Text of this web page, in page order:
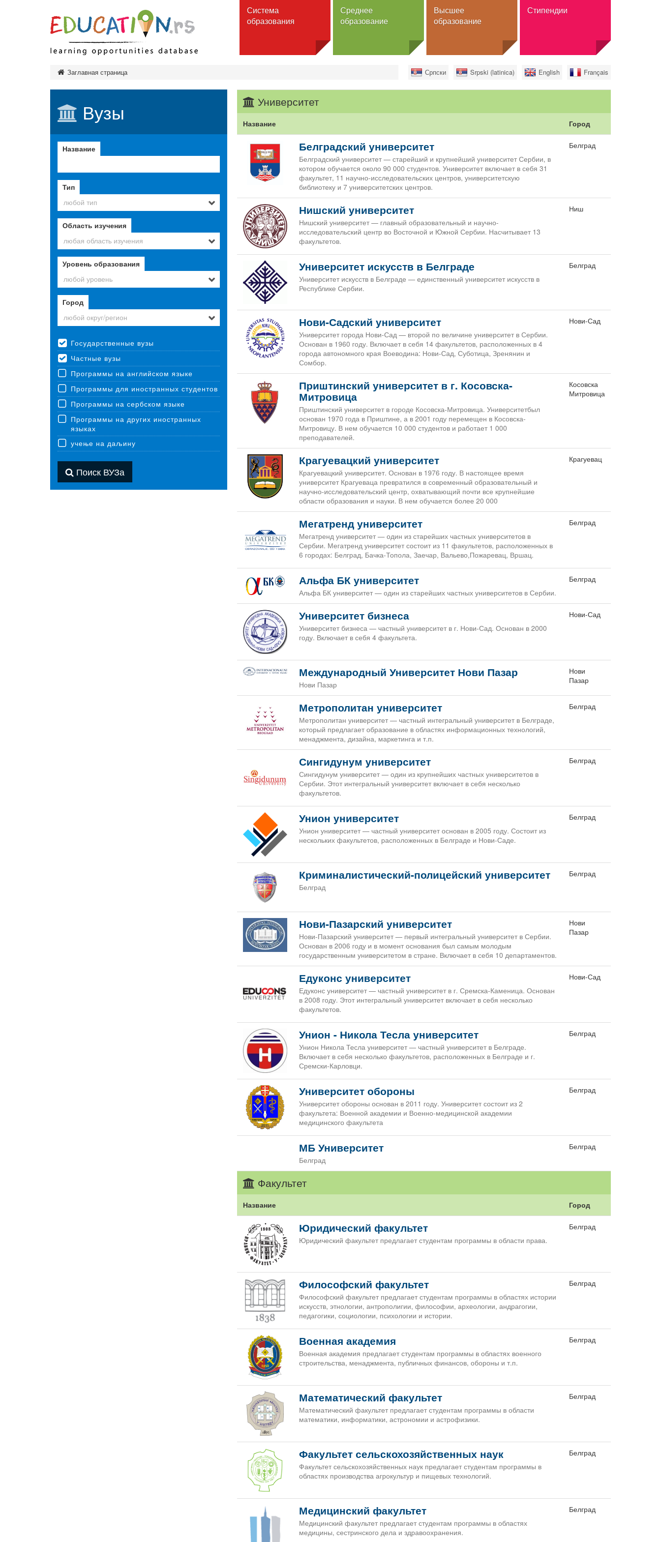
Система
образования
Среднее образование
Высшее образование
Типы высшего образования
Типы высших учебных
заведений
Образование для взрослых
Среднее
образование
Специальнaя школа
Высшее
образование
Факультеты
Академии
образования
Программы
Бакалавриат
Магистратура
Докторат
Специальное высшее
образование
Стипендии
Стипендии
Полное высшее образование
Српски Srpski (latinica) English Français
Заглавная страница
Вузы
Название
Тип
любой тип
Область изучения
любая область изучения
Уровень образования
любой уровень
Город
любой округ/регион
Государственные вузы
Частные вузы
Программы на английском языке
Программы для иностранных студентов
Программы на сербском языке
Программы на других иностранных
языках
учење на даљину
Поиск ВУЗа
Университет
Название Город
Белградский университет
Белградский университет — старейший и крупнейший университет Сербии, в
котором обучается около 90 000 студентов. Университет включает в себя 31
факультет, 11 научно-исследовательских центров, университетскую
библиотеку и 7 университетских центров.
Белград
Нишский университет
Нишский университет — главный образовательный и научно-
исследовательский центр во Восточной и Южной Сербии. Насчитывает 13
факультетов.
Ниш
Университет искусств в Белграде
Университет искусств в Белграде — единственный университет искусств в
Республике Сербии.
Белград
Нови-Садский университет
Университет города Нови-Сад — второй по величине университет в Сербии.
Основан в 1960 году. Включает в себя 14 факультетов, расположенных в 4
города автономного края Воеводина: Нови-Сад, Суботица, Зренянин и
Сомбор.
Нови-Сад
Приштинский университет в г. Косовска-
Митровица
Приштинский университет в городе Косовска-Митровица. Университетбыл
основан 1970 года в Приштине, а в 2001 году перемещен в Косовска-
Митровицу. В нем обучается 10 000 студентов и работает 1 000
преподавателей.
Косовска
Митровица
Крагуевацкий университет
Крагуевацкий университет. Основан в 1976 году. В настоящее время
университет Крагуеваца превратился в современный образовательный и
научно-исследовательский центр, охватывающий почти все крупнейшие
области образования и науки. В нем обучается более 20 000
Крагуевац
Мегатренд университет
Мегатренд университет — один из старейших частных университетов в
Сербии. Мегатренд университет состоит из 11 факультетов, расположенных в
6 городах: Белград, Бачка-Топола, Заечар, Вальево,Пожаревац, Вршац.
Белград
Альфа БК университет
Альфа БК университет — один из старейших частных университетов в Сербии.
Белград
Университет бизнеса
Университет бизнеса — частный университет в г. Нови-Сад. Основан в 2000
году. Включает в себя 4 факультета.
Нови-Сад
Международный Университет Нови Пазар
Нови Пазар
Нови
Пазар
Метрополитан университет
Метрополитан университет — частный интегральный университет в Белграде,
который предлагает образование в областях информационных технологий,
менаджмента, дизайна, маркетинга и т.п.
Белград
Сингидунум университет
Сингидунум университет — один из крупнейших частных университетов в
Сербии. Этот интегральный университет включает в себя несколько
факультетов.
Белград
Унион университет
Унион университет — частный университет основан в 2005 году. Состоит из
нескольких факультетов, расположенных в Белграде и Нови-Саде.
Белград
Криминалистический-полицейский университет
Белград
Белград
Нови-Пазарский университет
Нови-Пазарский университет — первый интегральный университет в Сербии.
Основан в 2006 году и в момент основания был самым молодым
государственным университетом в стране. Включает в себя 10 департаментов.
Нови
Пазар
Едуконс университет
Едуконс университет — частный университет в г. Сремска-Каменица. Основан
в 2008 году. Этот интегральный университет включает в себя несколько
факультетов.
Нови-Сад
Унион - Никола Тесла университет
Унион Никола Тесла университет — частный университет в Белграде.
Включает в себя несколько факультетов, расположенных в Белграде и г.
Сремски-Карловци.
Белград
Университет обороны
Университет обороны основан в 2011 году. Университет состоит из 2
факультета: Военной академии и Военно-медицинской академии
медицинского факультета
Белград
МБ Университет
Белград
Белград
Факультет
Название Город
Юридический факультет
Юридический факультет предлагает студентам программы в области права.
Белград
Философский факультет
Философский факультет предлагает студентам программы в областях истории
искусств, этнологии, антрополигии, философии, археологии, андрагогии,
педагогики, социологии, психологии и истории.
Белград
Военная академия
Военная академия предлагает студентам программы в областях военного
строительства, менаджмента, публичных финансов, обороны и т.п.
Белград
Математический факультет
Математический факультет предлагает студентам программы в области
математики, информатики, астрономии и астрофизики.
Белград
Факультет сельскохозяйственных наук
Факультет сельскохозяйственных наук предлагает студентам программы в
областях производства агрокультур и пищевых технологий.
Белград
Медицинский факультет
Медицинский факультет предлагает студентам программы в областях
медицины, сестринского дела и здравоохранения.
Белград